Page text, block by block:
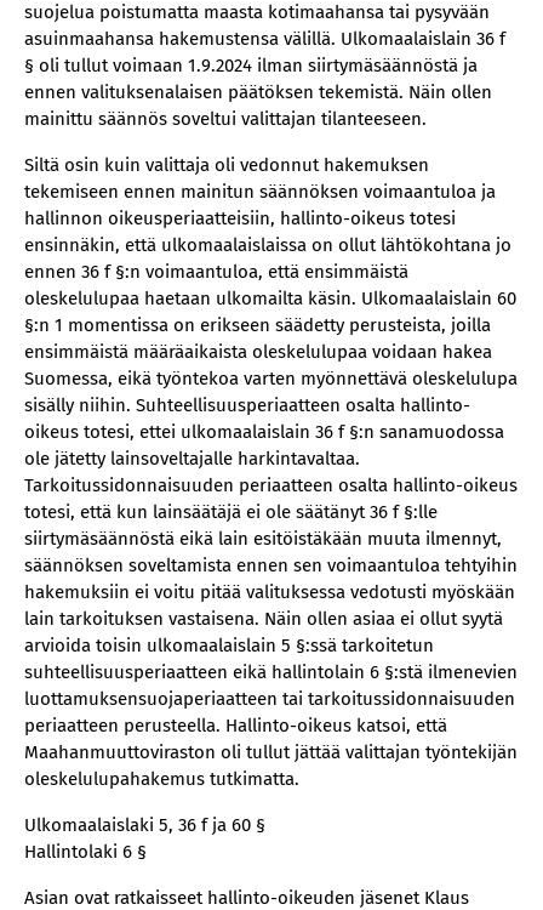
suojelua poistumatta maasta kotimaahansa tai pysyvään
asuinmaahansa hakemustensa välillä. Ulkomaalaislain 36 f
§ oli tullut voimaan 1.9.2024 ilman siirtymäsäännöstä ja
ennen valituksenalaisen päätöksen tekemistä. Näin ollen
mainittu säännös soveltui valittajan tilanteeseen.
Siltä osin kuin valittaja oli vedonnut hakemuksen
tekemiseen ennen mainitun säännöksen voimaantuloa ja
hallinnon oikeusperiaatteisiin, hallinto-oikeus totesi
ensinnäkin, että ulkomaalaislaissa on ollut lähtökohtana jo
ennen 36 f §:n voimaantuloa, että ensimmäistä
oleskelulupaa haetaan ulkomailta käsin. Ulkomaalaislain 60
§:n 1 momentissa on erikseen säädetty perusteista, joilla
ensimmäistä määräaikaista oleskelulupaa voidaan hakea
Suomessa, eikä työntekoa varten myönnettävä oleskelulupa
sisälly niihin. Suhteellisuusperiaatteen osalta hallinto-
oikeus totesi, ettei ulkomaalaislain 36 f §:n sanamuodossa
ole jätetty lainsoveltajalle harkintavaltaa.
Tarkoitussidonnaisuuden periaatteen osalta hallinto-oikeus
totesi, että kun lainsäätäjä ei ole säätänyt 36 f §:lle
siirtymäsäännöstä eikä lain esitöistäkään muuta ilmennyt,
säännöksen soveltamista ennen sen voimaantuloa tehtyihin
hakemuksiin ei voitu pitää valituksessa vedotusti myöskään
lain tarkoituksen vastaisena. Näin ollen asiaa ei ollut syytä
arvioida toisin ulkomaalaislain 5 §:ssä tarkoitetun
suhteellisuusperiaatteen eikä hallintolain 6 §:stä ilmenevien
luottamuksensuojaperiaatteen tai tarkoitussidonnaisuuden
periaatteen perusteella. Hallinto-oikeus katsoi, että
Maahanmuuttoviraston oli tullut jättää valittajan työntekijän
oleskelulupahakemus tutkimatta.
Ulkomaalaislaki 5, 36 f ja 60 §
Hallintolaki 6 §
Asian ovat ratkaisseet hallinto-oikeuden jäsenet Klaus